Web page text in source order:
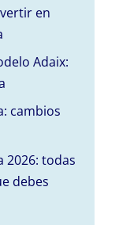
en
Adaix:
cambios
2026: todas
debes